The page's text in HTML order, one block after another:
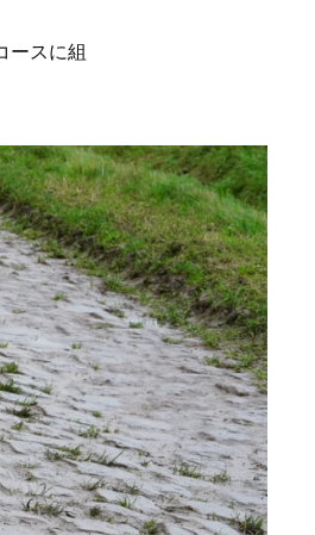
ースに組